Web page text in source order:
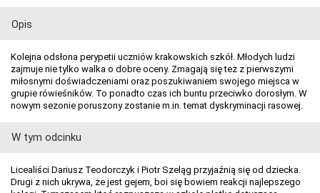
Opis
Kolejna odsłona perypetii uczniów krakowskich szkół. Młodych ludzi
zajmuje nie tylko walka o dobre oceny. Zmagają się też z pierwszymi
miłosnymi doświadczeniami oraz poszukiwaniem swojego miejsca w
grupie rówieśników. To ponadto czas ich buntu przeciwko dorosłym. W
nowym sezonie poruszony zostanie m.in. temat dyskryminacji rasowej.
W tym odcinku
Licealiści Dariusz Teodorczyk i Piotr Szeląg przyjaźnią się od dziecka.
Drugi z nich ukrywa, że jest gejem, boi się bowiem reakcji najlepszego